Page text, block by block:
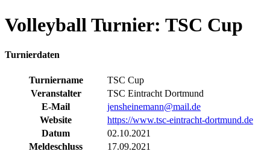
Volleyball Turnier: TSC Cup
Turnierdaten
Turniername
TSC Cup
Veranstalter
TSC Eintracht Dortmund
E-Mail
jensheinemann@mail.de
Website
https://www.tsc-eintracht-dortmund.de
Datum
02.10.2021
Meldeschluss
17.09.2021